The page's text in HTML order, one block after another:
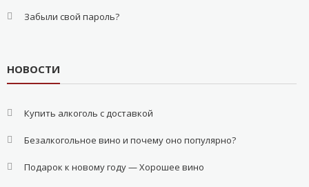
Забыли свой пароль?
НОВОСТИ
Купить алкоголь с доставкой
Безалкогольное вино и почему оно популярно?
Подарок к новому году — Хорошее вино